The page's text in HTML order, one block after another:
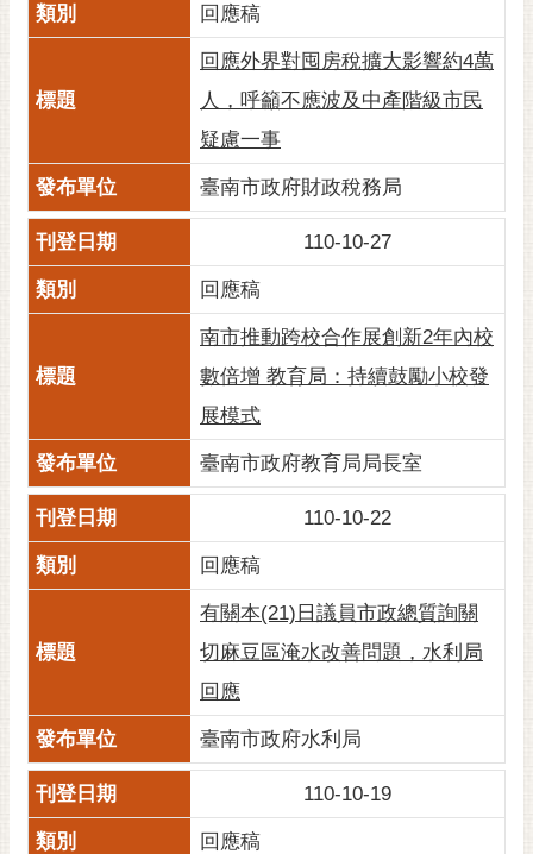
回應稿
回應外界對囤房稅擴大影響約4萬
人，呼籲不應波及中產階級市民
疑慮一事
臺南市政府財政稅務局
110-10-27
回應稿
南市推動跨校合作展創新2年內校
數倍增 教育局：持續鼓勵小校發
展模式
臺南市政府教育局局長室
110-10-22
回應稿
有關本(21)日議員市政總質詢關
切麻豆區淹水改善問題，水利局
回應
臺南市政府水利局
110-10-19
回應稿